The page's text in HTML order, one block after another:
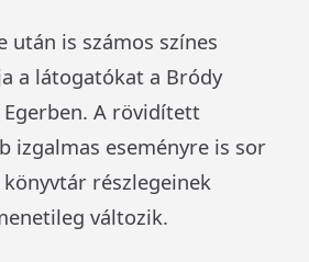
után is számos színes
a látogatókat a Bródy
A rövidített
izgalmas eseményre is sor
részlegeinek
változik.